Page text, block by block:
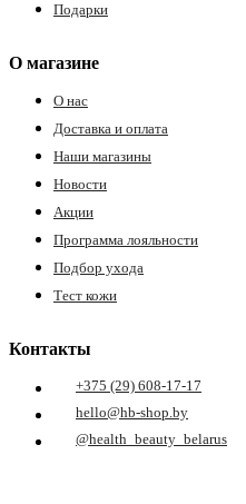
Подарки
О магазине
О нас
Доставка и оплата
Наши магазины
Новости
Акции
Программа лояльности
Подбор ухода
Тест кожи
Контакты
+375 (29) 608-17-17
hello@hb-shop.by
@health_beauty_belarus